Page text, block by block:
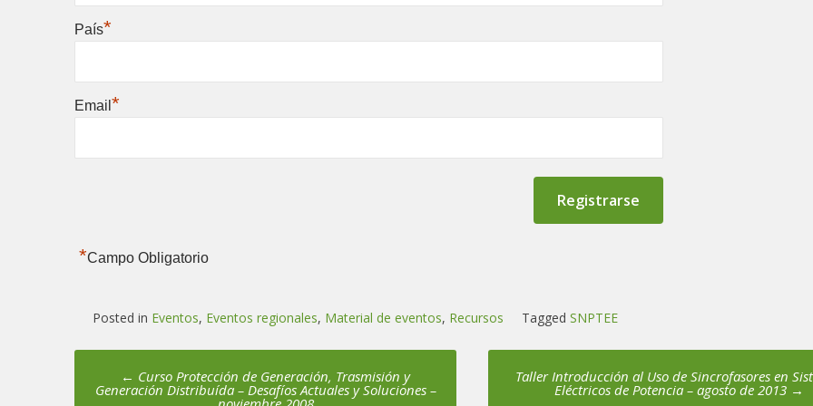
País*
Email *
*Campo Obligatorio
Posted in Eventos, Eventos regionales, Material de eventos, Recursos Tagged SNPTEE
Post
← Curso Protección de Generación, Trasmisión y
Generación Distribuída – Desafíos Actuales y Soluciones –
Taller Introducción al Uso de Sincrofasores en
Eléctricos de Potencia – agosto de 2013 →